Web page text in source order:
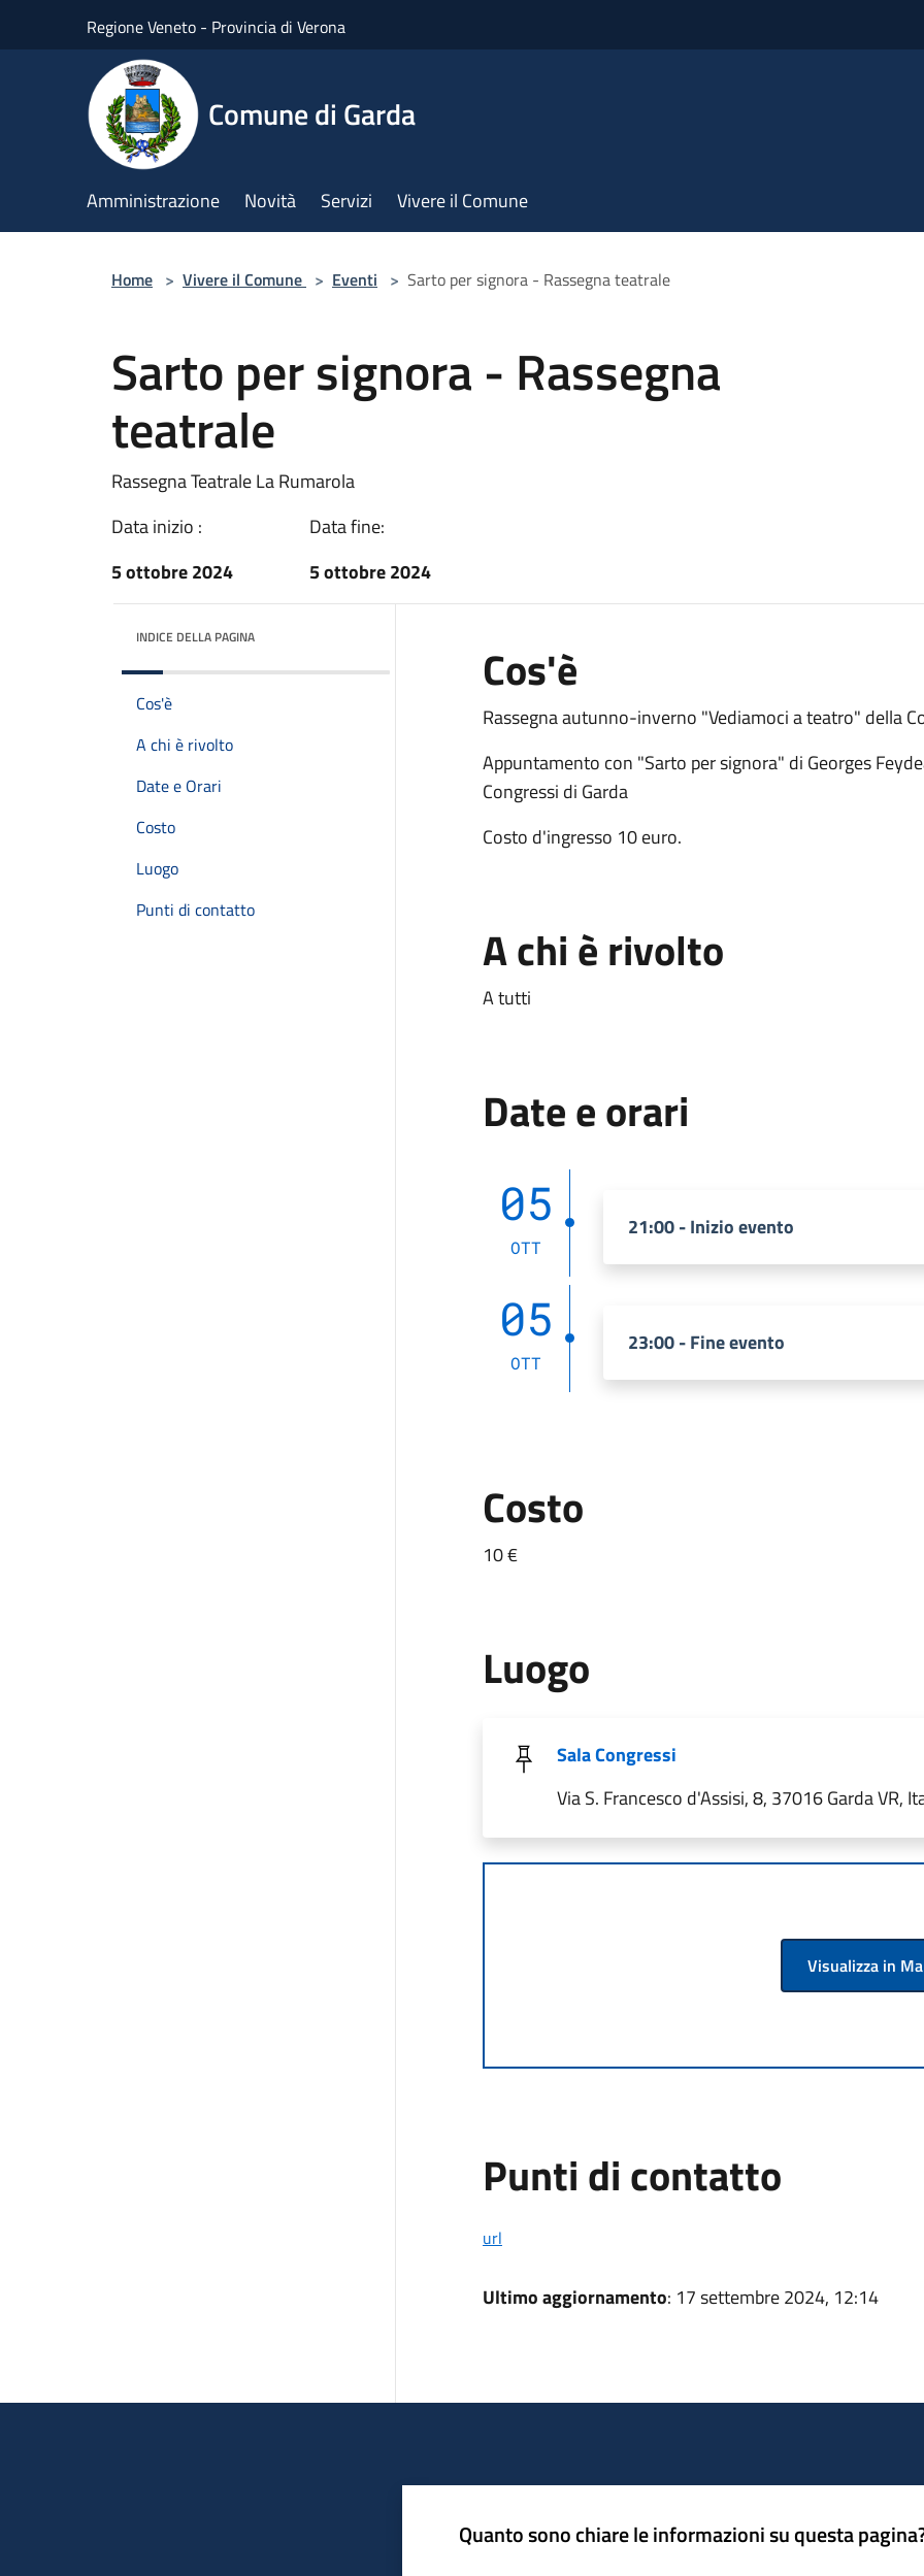
Regione Veneto - Provincia di Verona
Comune di Garda
Amministrazione Novità Servizi Vivere il Comune
Home > Vivere il Comune > Eventi > Sarto per signora - Rassegna teatrale
Sarto per signora - Rassegna
teatrale
Rassegna Teatrale La Rumarola
Data inizio :
5 ottobre 2024
Data fine:
5 ottobre 2024
INDICE DELLA PAGINA
Cos'è
A chi è rivolto
Date e Orari
Costo
Luogo
Punti di contatto
Cos'è
Rassegna autunno-inverno "Vediamoci a teatro" della
Appuntamento con "Sarto per signora" di Georges
Congressi di Garda
Costo d'ingresso 10 euro.
A chi è rivolto
A tutti
Date e orari
05
OTT
21:00 - Inizio evento
05
OTT
23:00 - Fine evento
Costo
10 €
Luogo
Sala Congressi
Via S. Francesco d'Assisi, 8, 37016 Garda VR,
Visualizza in
Punti di contatto
url
Ultimo aggiornamento: 17 settembre 2024, 12:14
Quanto sono chiare le informazioni su questa